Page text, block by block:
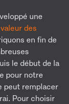
une
des
en fin de
le début de la
pour notre
peut remplacer
Pour choisir